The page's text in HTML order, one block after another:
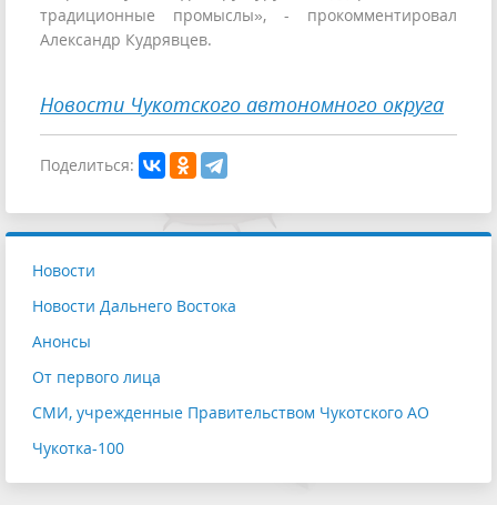
традиционные промыслы», - прокомментировал
Александр Кудрявцев.
Новости Чукотского автономного округа
Поделиться:
Новости
Новости Дальнего Востока
Анонсы
От первого лица
СМИ, учрежденные Правительством Чукотского АО
Чукотка-100